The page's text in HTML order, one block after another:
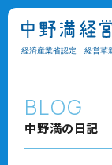
経済産業省認定 経営革
BLOG
中野満の日記